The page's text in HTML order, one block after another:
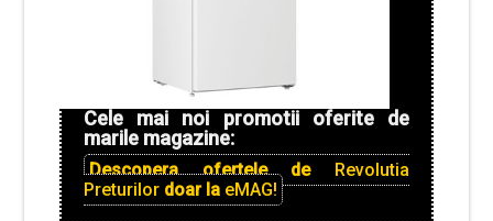
Cele mai noi promotii oferite de
marile magazine:
Descopera ofertele de Revolutia
Preturilor doar la eMAG!